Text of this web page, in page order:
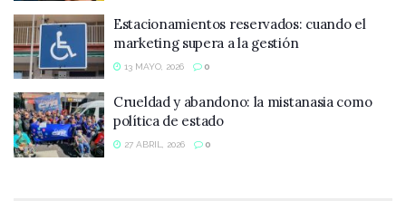
Estacionamientos reservados: cuando el
marketing supera a la gestión
13 MAYO, 2026 0
Crueldad y abandono: la mistanasia como
política de estado
27 ABRIL, 2026 0